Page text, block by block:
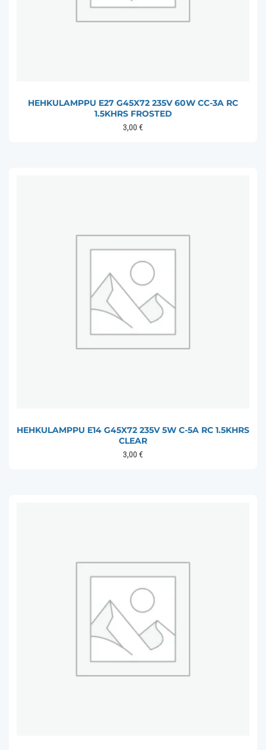
HEHKULAMPPU E27 G45X72 235V 60W CC-3A RC
1.5KHRS FROSTED
3,00€
HEHKULAMPPU E14 G45X72 235V 5W C-5A RC 1.5KHRS
CLEAR
3,00€